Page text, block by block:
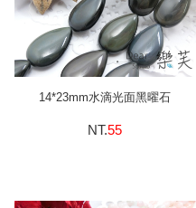
14*23mm水滴光面黑曜石
NT.55